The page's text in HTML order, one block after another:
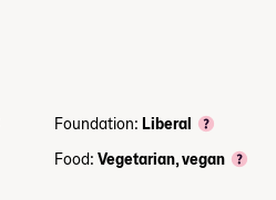
Foundation: Liberal
Food: Vegetarian, vegan